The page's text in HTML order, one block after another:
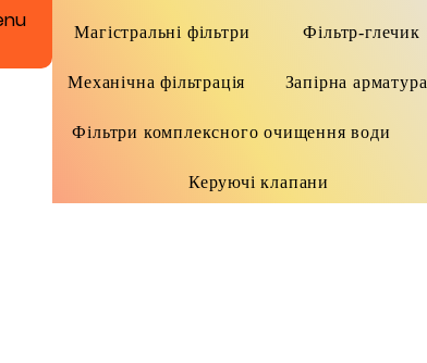
Магістральні фільтри Фільтр-глечик
Механічна фільтрація Запірна арматура
Фільтри комплексного очищення води
Керуючі клапани